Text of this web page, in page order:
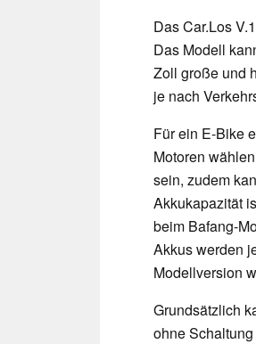
Das Car.Los
Das Modell
Zoll große und
je nach
Für ein E-Bike
Motoren
sein, zudem
Akkukapazität
beim Bafang-
Akkus werden
Modellversion
Grundsätzlich
ohne